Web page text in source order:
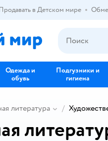
в Детском мире
Одежда и
обувь
Подгузники и
гигиена
литература